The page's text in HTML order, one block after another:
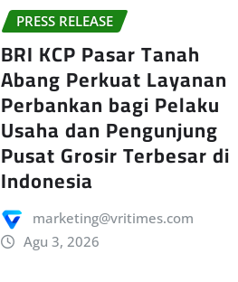
PRESS RELEASE
BRI KCP Pasar Tanah
Abang Perkuat Layanan
Perbankan bagi Pelaku
Usaha dan Pengunjung
Pusat Grosir Terbesar di
Indonesia
marketing@vritimes.com
Agu 3, 2026